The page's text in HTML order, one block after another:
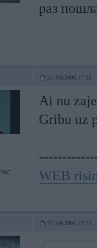
раз
23. Feb 2006, 17:28
Ai nu
Gribu uz
WEB
23. Feb 2006, 17:31